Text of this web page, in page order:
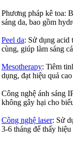
Phương pháp kê toa:
sáng da, bao gồm
Peel da: Sử dụng acid
cùng, giúp làm sáng
Mesotherapy: Tiêm
dụng, đạt hiệu quả
Công nghệ ánh sáng
không gây hại cho
Công nghệ laser: Sử
3-6 tháng để thấy hiệu